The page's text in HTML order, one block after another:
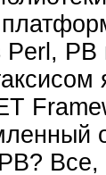
Perl, РВ
РВ?